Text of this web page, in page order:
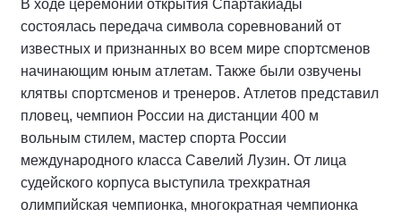
В ходе церемонии открытия Спартакиады
состоялась передача символа соревнований от
известных и признанных во всем мире спортсменов
начинающим юным атлетам. Также были озвучены
клятвы спортсменов и тренеров. Атлетов представил
пловец, чемпион России на дистанции 400 м
вольным стилем, мастер спорта России
международного класса Савелий Лузин. От лица
судейского корпуса выступила трехкратная
олимпийская чемпионка, многократная чемпионка